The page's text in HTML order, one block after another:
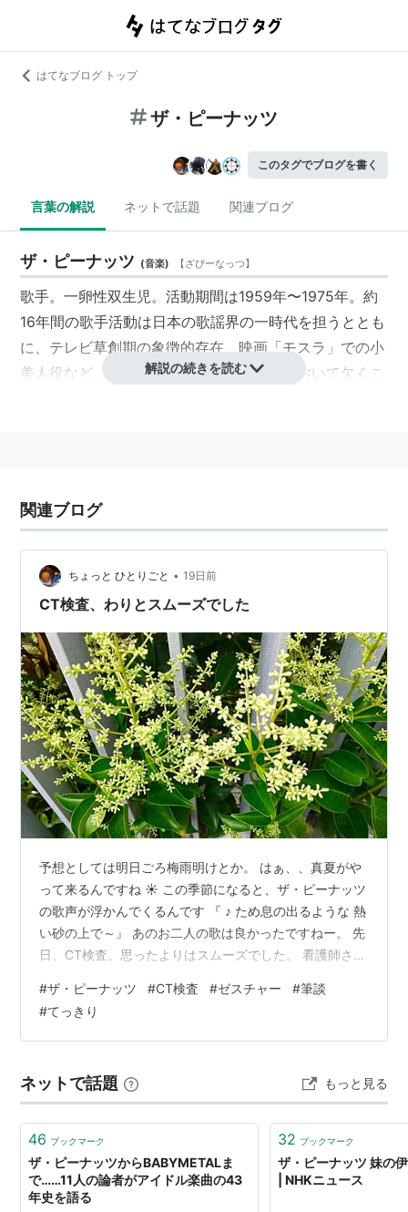
はてなブログ トップ
ザ・ピーナッツ
このタグでブログを書く
言葉の解説 ネットで話題 関連ブログ
ザ・ピーナッツ (音楽) 【ざぴーなっつ】
歌手。一卵性双生児。活動期間は1959年〜1975年。約
16年間の歌手活動は日本の歌謡界の一時代を担うととも
に、テレビ草創期の象徴的存在、映画「モスラ 」での小
美人 役など、まさに日本の芸能史を語るにおいて欠くこ
月子）
生年月日：1941年4月1日
伊藤エミの没年月日：2012年6月15日
出身地：愛知県常滑市
所属：渡辺プロダクション
1959年（昭和34年）、「可愛い花 」（キングレコー
ド）でレコードデビュー。
同年、「情熱の花」で第10回NHK紅白歌合戦に初出
場。1974年の第25回紅白まで連続16回出場。
1961年、「シャボン玉ホリデー」に出演。
1973年、日本歌謡大賞放送音楽特別賞、日本レコー
ド大賞制定15周年記念賞受賞。
1974年、第3回東京音楽祭世界大会銀賞受賞。
がらカッコよくやめたい」とコメントして引退。
同年、姉の伊藤エミは歌手の 沢田研二 と結婚（後に
離婚）。
姉のエミは沢田研二のライブでの結婚報告以降、妹のユ
ミは引退以降、公の場に姿を見せていない。
可愛い花
情熱の花
スク・スク
コーヒー・ルンバ
ふりむかないで
解説の続きを読む
関連ブログ
ちょっと ひとりごと • 19日前
CT検査、わりとスムーズでした
予想としては明日ごろ梅雨明けとか。 はぁ、、真夏がや
って来るんですね ☀️ この季節になると、ザ・ピーナッツ
の歌声が浮かんでくるんです 『 ♪ ため息の出るような 熱
い砂の上で～』 あのお二人の歌は良かったですねー。 先
日、CT検査。思ったよりはスムーズでした。 看護師さん
ンに打ち込んでくださった。 なんか、ふしぎなくらい話
しやすい雰囲気で、症状や経過、思いなどもワーッと喋
ってしまった。 温かく親しみを感じるような先生と看護
ェスチャー。 も、必死で読み取る、という格好に。 その
場その場で…
#ザ・ピーナッツ #CT検査 #ゼスチャー #筆談
#てっきり
ネットで話題 もっと見る
46 ブックマーク
ザ・ピーナッツからBABYMETALま
で……11人の論者がアイドル楽曲の43
年史を語る
32 ブックマーク
ザ・ピーナッツ 妹の
| NHKニュース